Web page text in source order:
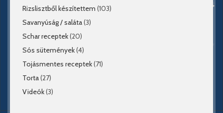
Rizslisztből készítettem (103)
Savanyúság / saláta(3)
Schar receptek(20)
Sós sütemények(4)
Tojásmentes receptek(71)
Torta(27)
Videók(3)